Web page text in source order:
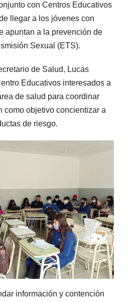
con Centros Educativos
llegar a los jóvenes con
apuntan a la prevención de
Sexual (ETS).
de Salud, Lucas
Educativos interesados a
de salud para coordinar
como objetivo concientizar a
de riesgo.
información y contención